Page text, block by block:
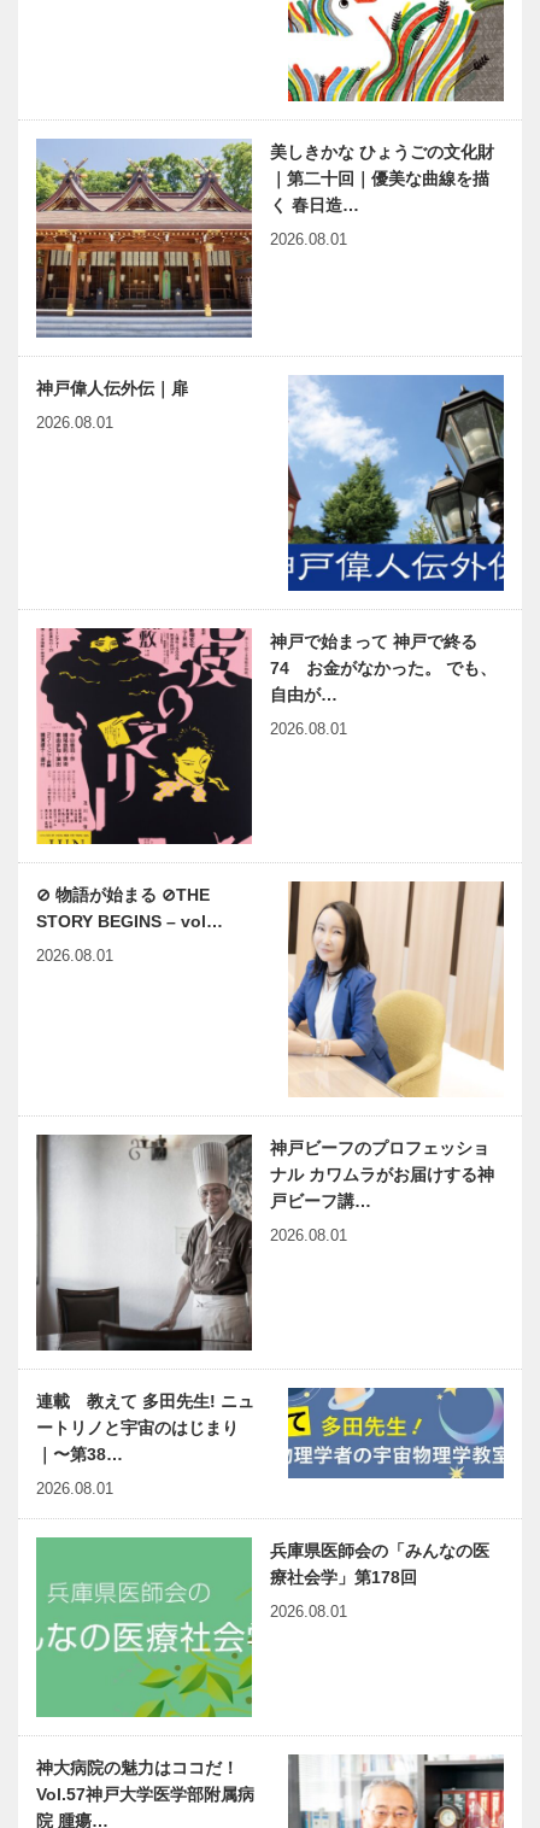
美しきかな ひょうごの文化財
｜第二十回｜優美な曲線を描
く 春日造…
2026.08.01
神戸偉人伝外伝｜扉
2026.08.01
神戸で始まって 神戸で終る
74 お金がなかった。 でも、
自由が…
2026.08.01
⊘ 物語が始まる ⊘THE
STORY BEGINS – vol…
2026.08.01
神戸ビーフのプロフェッショ
ナル カワムラがお届けする神
戸ビーフ講…
2026.08.01
連載 教えて 多田先生! ニュ
ートリノと宇宙のはじまり
｜〜第38…
2026.08.01
兵庫県医師会の「みんなの医
療社会学」第178回
2026.08.01
神大病院の魅力はココだ！
Vol.57神戸大学医学部附属病
院 腫瘍…